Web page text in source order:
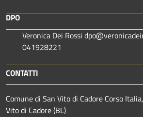
DPO
Veronica Dei Rossi
041928221
CONTATTI
Comune di San Vito di Cadore Corso
Vito di Cadore (BL)